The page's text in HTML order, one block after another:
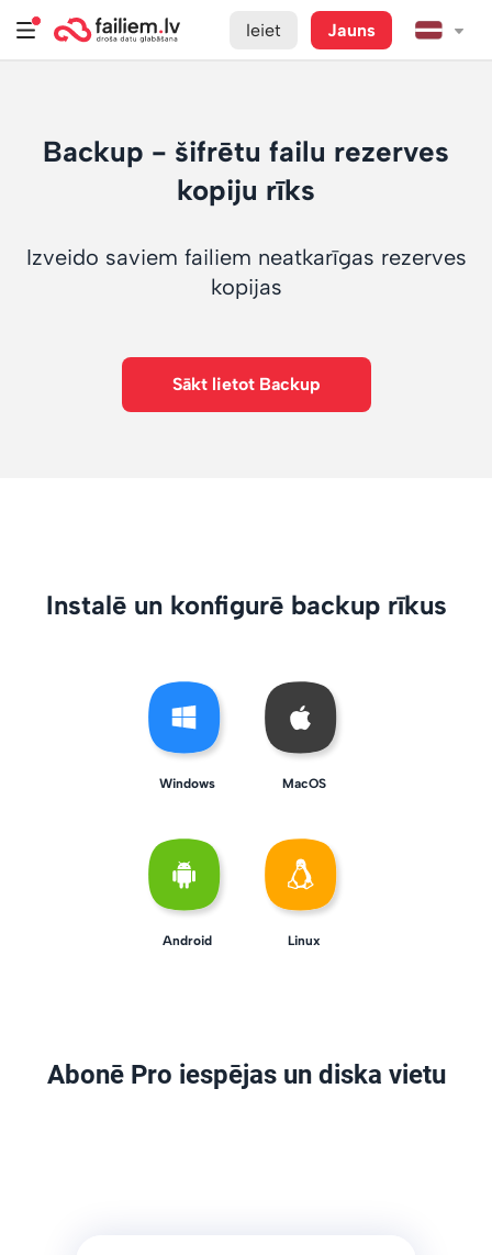
Ieiet Jauns
Backup - šifrētu failu rezerves
kopiju rīks
Izveido saviem failiem neatkarīgas rezerves
kopijas
Sākt lietot Backup
Instalē un konfigurē backup rīkus
Windows MacOS
Android Linux
Abonē Pro iespējas un diska vietu